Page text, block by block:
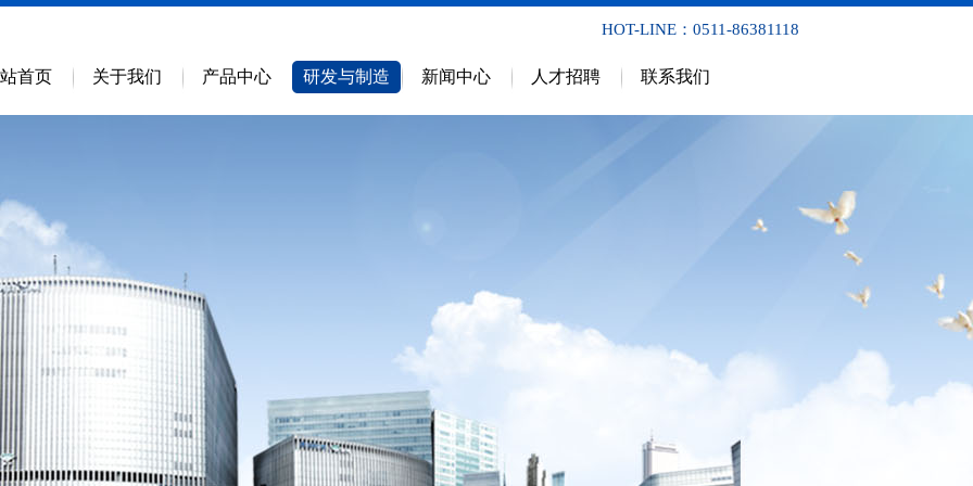
HOT-LINE：0511-86381118
首页 关于我们 产品中心 研发与制造 新闻中心 人才招聘 联系我们